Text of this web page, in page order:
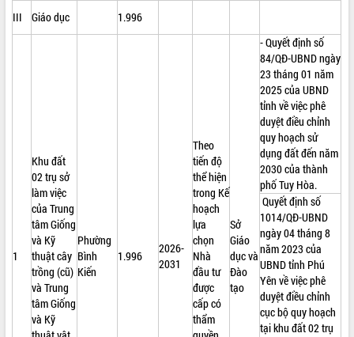
III
Giáo dục 1.996
1
Khu đất
02 trụ sở
làm việc
của Trung
tâm Giống
và Kỹ
thuật cây
trồng (cũ)
và Trung
tâm Giống
và Kỹ
Phường
Bình
Kiến
1.996
2026-
2031
Theo
tiến độ
thể hiện
trong Kế
hoạch
lựa
chọn
Nhà
đầu tư
được
cấp có
thẩm
Sở
Giáo
dục và
Đào
tạo
- Quyết định số
84/QĐ-UBND ngày
23 tháng 01 năm
2025 của UBND
tỉnh về việc phê
duyệt điều chỉnh
quy hoạch sử
dụng đất đến năm
2030 của thành
phố Tuy Hòa.
Quyết định số
1014/QĐ-UBND
ngày 04 tháng 8
năm 2023 của
UBND tỉnh Phú
Yên về việc phê
duyệt điều chỉnh
cục bộ quy hoạch
tại khu đất 02 trụ